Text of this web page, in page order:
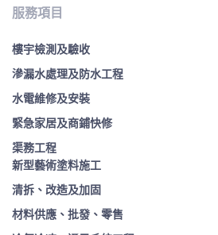
服務項目
樓宇檢測及驗收
滲漏水處理及防水工程
水電維修及安裝
緊急家居及商鋪快修
渠務工程
新型藝術塗料施工
清拆、改造及加固
材料供應、批發、零售